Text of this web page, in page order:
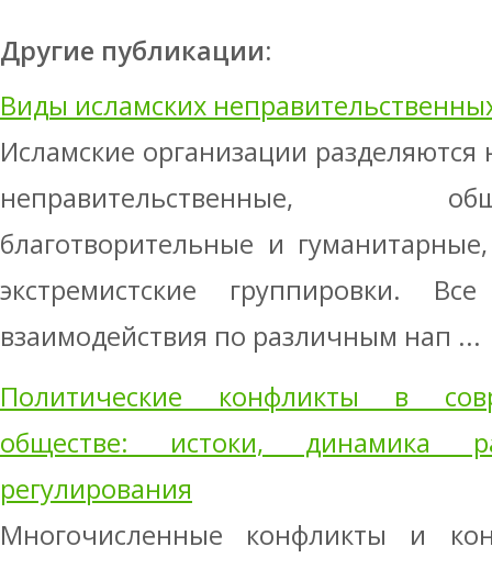
Другие публикации:
Виды исламских
Исламские организации
неправительственные,
благотворительные и
экстремистские группировки.
взаимодействия по различным нап ...
Политические конфликты в
обществе: истоки, динамика
регулирования
Многочисленные конфликты и